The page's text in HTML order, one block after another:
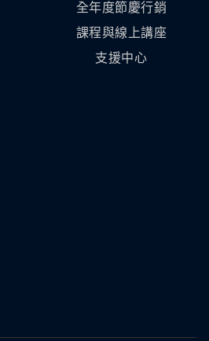
全年度節慶行銷
課程與線上講座
支援中心